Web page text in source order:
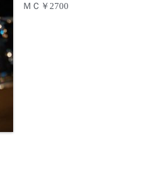
ＭＣ￥2700